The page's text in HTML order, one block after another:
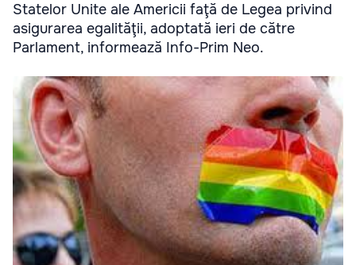
Statelor Unite ale Americii faţă de Legea privind
asigurarea egalităţii, adoptată ieri de către
Parlament, informează Info-Prim Neo.